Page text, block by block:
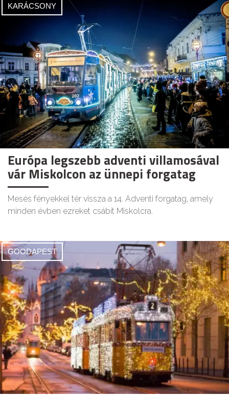
KARÁCSONY
Európa legszebb adventi villamosával
vár Miskolcon az ünnepi forgatag
Mesés fényekkel tér vissza a 14. Adventi forgatag, amely
minden évben ezreket csábít Miskolcra.
GOODAPEST